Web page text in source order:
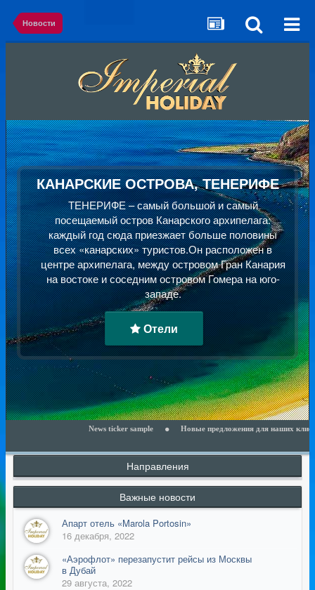
Новости
КАНАРСКИЕ ОСТРОВА, ТЕНЕРИФЕ
ТЕНЕРИФЕ – самый большой и самый
посещаемый остров Канарского архипелага:
каждый год сюда приезжает больше половины
всех «канарских» туристов.Он расположен в
центре архипелага, между островом Гран Канария
на востоке и соседним островом Гомера на юго-
западе.
Отели
News ticker sample Новые предложения для наших клиентов -
Направления
Важные новости
Апарт отель «Marola Portosin»
16 декабря, 2022
​«Аэрофлот» перезапустит рейсы из Москвы
в Дубай
29 августа, 2022